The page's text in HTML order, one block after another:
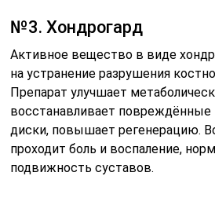
№3. Хондрогард
Активное вещество в виде
на устранение разрушения
Препарат улучшает
восстанавливает
диски, повышает регенерацию.
проходит боль и воспаление,
подвижность суставов.